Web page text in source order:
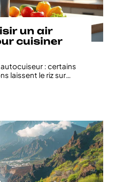
un air
cuisiner
: certains
laissent le riz sur